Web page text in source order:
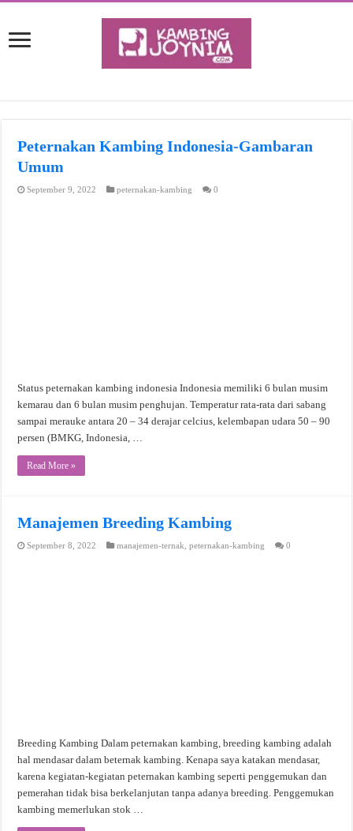
Peternakan Kambing Indonesia-Gambaran
Umum
September 9, 2022 peternakan-kambing 0
Status peternakan kambing indonesia Indonesia memiliki 6 bulan musim
kemarau dan 6 bulan musim penghujan. Temperatur rata-rata dari sabang
sampai merauke antara 20 – 34 derajar celcius, kelembapan udara 50 – 90
persen (BMKG, Indonesia, …
Read More »
Manajemen Breeding Kambing
September 8, 2022 manajemen-ternak ,peternakan-kambing 0
Breeding Kambing Dalam peternakan kambing, breeding kambing adalah
hal mendasar dalam beternak kambing. Kenapa saya katakan mendasar,
karena kegiatan-kegiatan peternakan kambing seperti penggemukan dan
pemerahan tidak bisa berkelanjutan tanpa adanya breeding. Penggemukan
kambing memerlukan stok …